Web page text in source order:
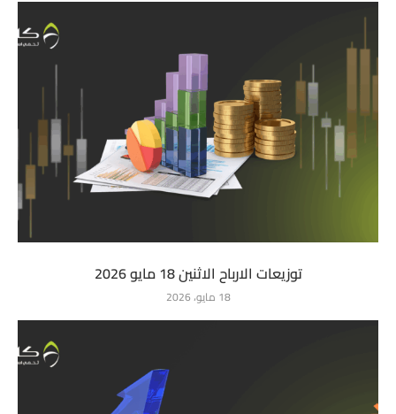
توزيعات الارباح الاثنين 18 مايو 2026
18 مايو، 2026